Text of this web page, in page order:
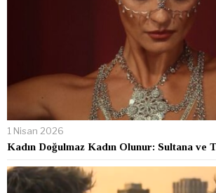
1 Nisan 2026
Kadın Doğulmaz Kadın Olunur: Sultana ve